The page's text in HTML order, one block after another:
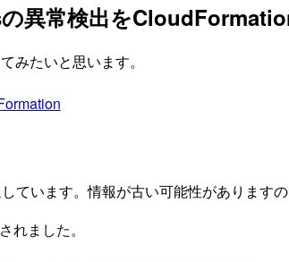
異常検出を
みたいと思います。
ています。情報が古い可能性がありますの
れました。